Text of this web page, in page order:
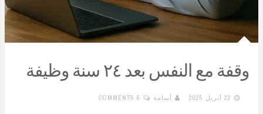
وقفة مع النفس بعد ٢٤ سنة وظيفة
22 أبريل 2025 أسامة 6 COMMENTS